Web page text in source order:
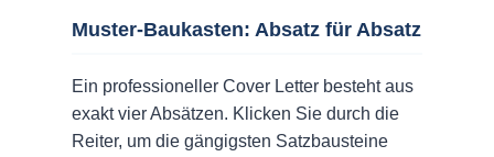
Muster-Baukasten: Absatz für Absatz
Ein professioneller Cover Letter besteht aus
exakt vier Absätzen. Klicken Sie durch die
Reiter, um die gängigsten Satzbausteine